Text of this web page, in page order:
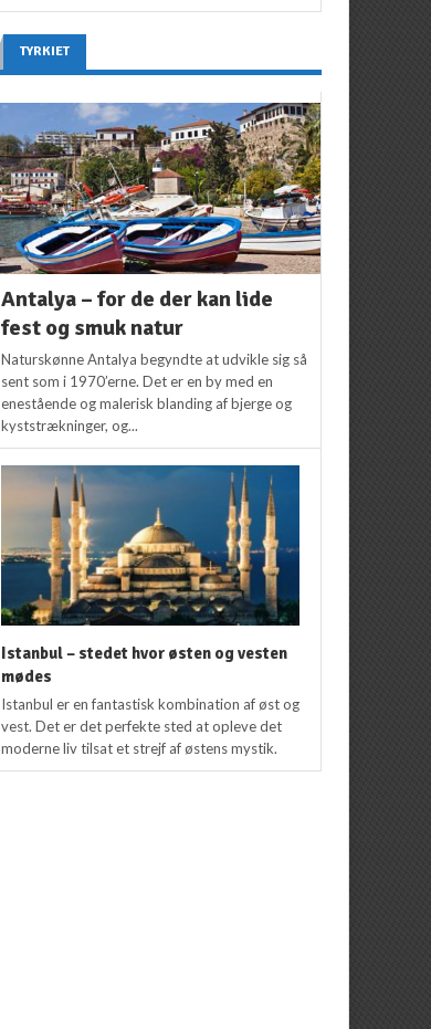
TYRKIET
Antalya – for de der kan lide
fest og smuk natur
Naturskønne Antalya begyndte at udvikle sig så
sent som i 1970’erne. Det er en by med en
enestående og malerisk blanding af bjerge og
kyststrækninger, og...
Istanbul – stedet hvor østen og vesten
mødes
Istanbul er en fantastisk kombination af øst og
vest. Det er det perfekte sted at opleve det
moderne liv tilsat et strejf af østens mystik.